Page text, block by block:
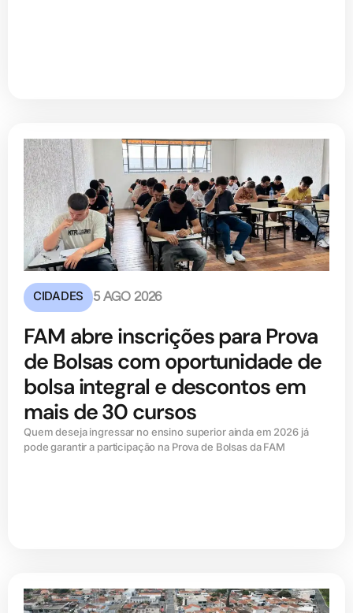
CIDADES 5 AGO 2026
FAM abre inscrições para Prova
de Bolsas com oportunidade de
bolsa integral e descontos em
mais de 30 cursos
Quem deseja ingressar no ensino superior ainda em 2026 já
pode garantir a participação na Prova de Bolsas da FAM